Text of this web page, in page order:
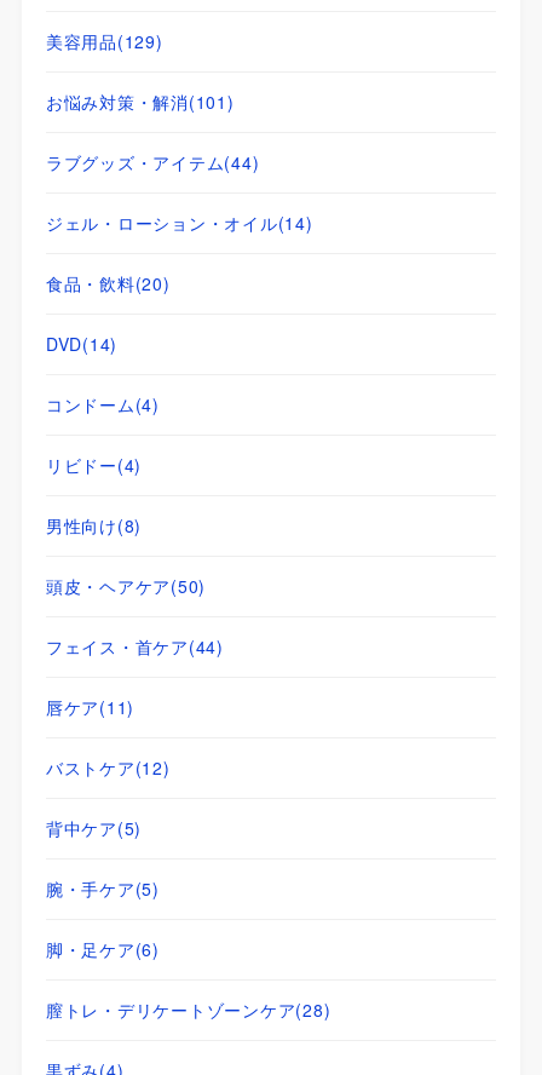
美容用品(129)
お悩み対策・解消(101)
ラブグッズ・アイテム(44)
ジェル・ローション・オイル(14)
食品・飲料(20)
DVD(14)
コンドーム(4)
リビドー(4)
男性向け(8)
頭皮・ヘアケア(50)
フェイス・首ケア(44)
唇ケア(11)
バストケア(12)
背中ケア(5)
腕・手ケア(5)
脚・足ケア(6)
膣トレ・デリケートゾーンケア(28)